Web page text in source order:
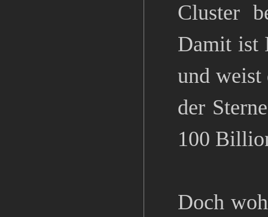
Cluster
Damit ist
und weist
der
100
Doch